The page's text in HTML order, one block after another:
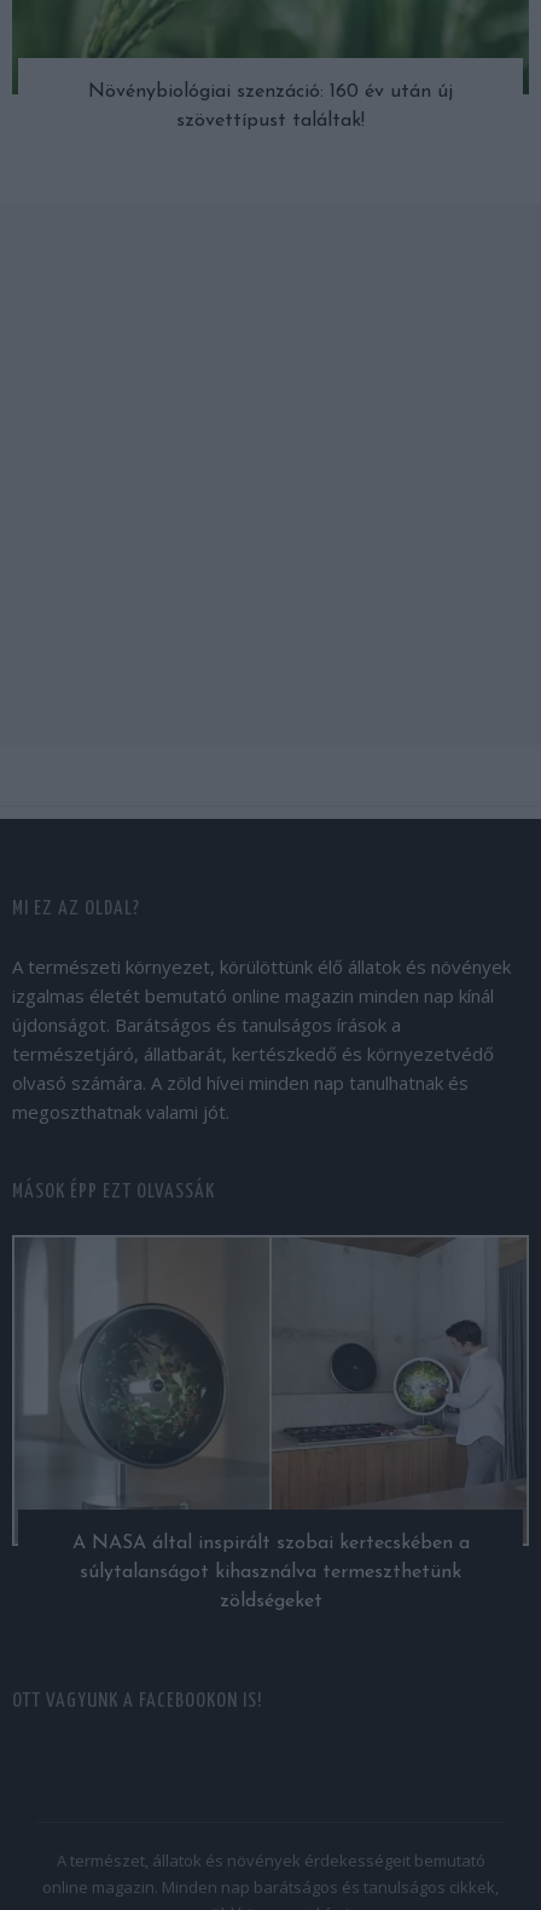
Növénybiológiai szenzáció: 160 év után új
szövettípust találtak!
MI EZ AZ OLDAL?
A természeti környezet, körülöttünk élő állatok és növények
izgalmas életét bemutató online magazin minden nap kínál
újdonságot. Barátságos és tanulságos írások a
természetjáró, állatbarát, kertészkedő és környezetvédő
olvasó számára. A zöld hívei minden nap tanulhatnak és
megoszthatnak valami jót.
MÁSOK ÉPP EZT OLVASSÁK
A NASA által inspirált szobai kertecskében a
súlytalanságot kihasználva termeszthetünk
zöldségeket
OTT VAGYUNK A FACEBOOKON IS!
A természet, állatok és növények érdekességeit bemutató
online magazin. Minden nap barátságos és tanulságos cikkek,